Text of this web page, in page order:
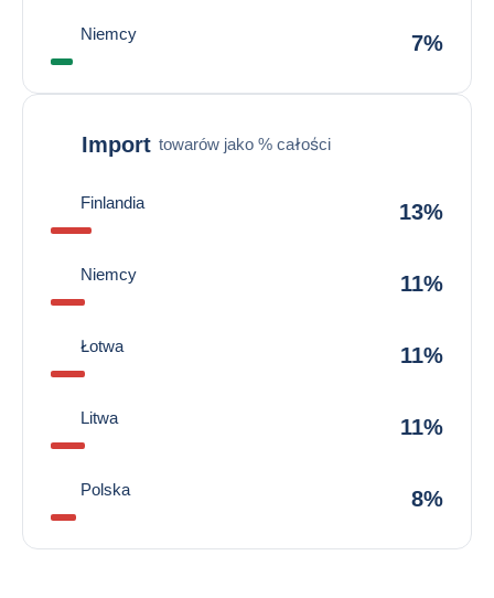
Niemcy 7%
Import towarów jako % całości
Finlandia 13%
Niemcy 11%
Łotwa 11%
Litwa 11%
Polska 8%